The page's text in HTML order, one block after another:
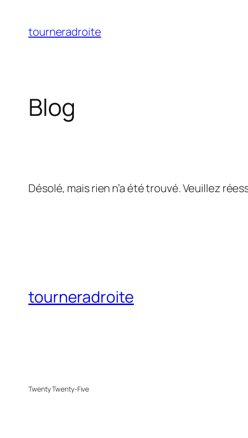
contenu
tourneradroite
Blog
Désolé, mais rien n’a été trouvé. Veuillez
tourneradroite
Twenty Twenty-Five